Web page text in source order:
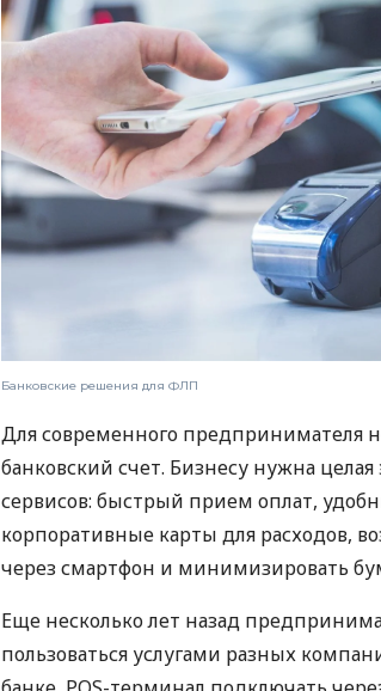
Банковские решения для ФЛП
Для современного предпринимателя
банковский счет. Бизнесу нужна
сервисов: быстрый прием оплат,
корпоративные карты для расходов,
через смартфон и минимизировать
Еще несколько лет назад
пользоваться услугами разных